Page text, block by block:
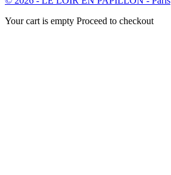
Your cart is empty Proceed to checkout